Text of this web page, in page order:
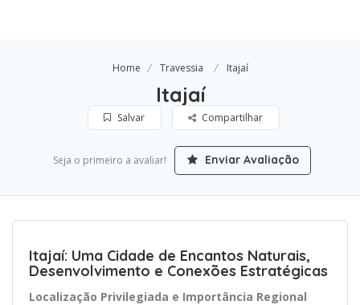
Home Travessia Itajaí
Itajaí
Salvar Compartilhar
Seja o primeiro a avaliar! Enviar Avaliação
Itajaí: Uma Cidade de Encantos Naturais,
Desenvolvimento e Conexões Estratégicas
Localização Privilegiada e Importância Regional